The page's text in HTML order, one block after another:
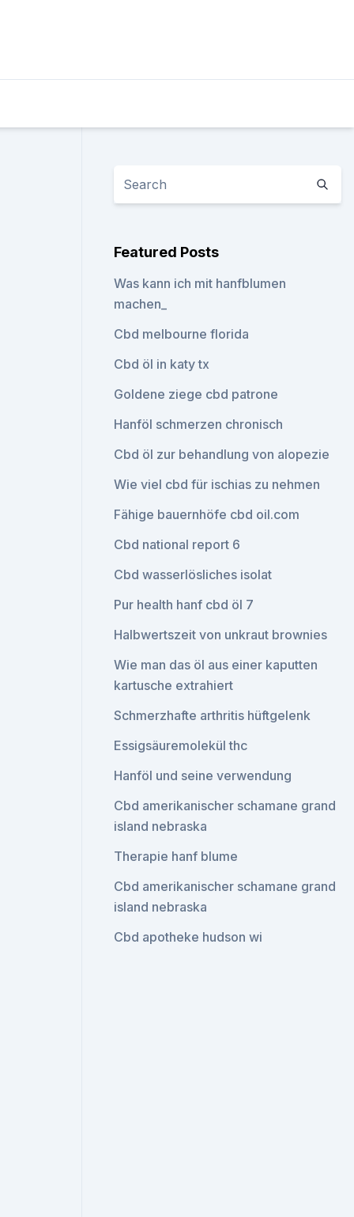
Featured Posts
Was kann ich mit hanfblumen
machen_
Cbd melbourne florida
Cbd öl in katy tx
Goldene ziege cbd patrone
Hanföl schmerzen chronisch
Cbd öl zur behandlung von alopezie
Wie viel cbd für ischias zu nehmen
Fähige bauernhöfe cbd oil.com
Cbd national report 6
Cbd wasserlösliches isolat
Pur health hanf cbd öl 7
Halbwertszeit von unkraut brownies
Wie man das öl aus einer kaputten
kartusche extrahiert
Schmerzhafte arthritis hüftgelenk
Essigsäuremolekül thc
Hanföl und seine verwendung
Cbd amerikanischer schamane grand
island nebraska
Therapie hanf blume
Cbd amerikanischer schamane grand
island nebraska
Cbd apotheke hudson wi